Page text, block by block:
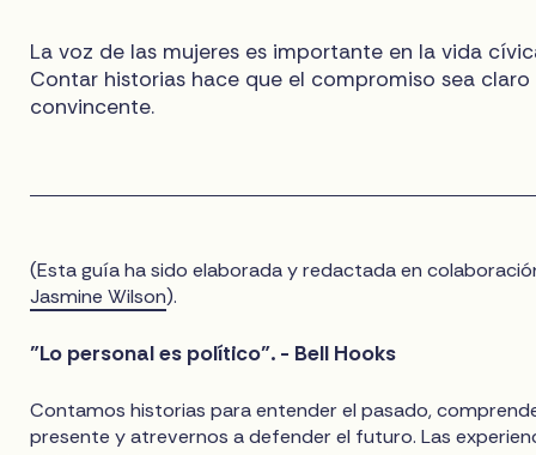
La voz de las mujeres es importante en la vida
Contar historias hace que el compromiso sea claro
convincente.
(Esta guía ha sido elaborada y redactada en
Jasmine Wilson).
"Lo personal es político". - Bell Hooks
Contamos historias para entender el pasado,
presente y atrevernos a defender el futuro. Las